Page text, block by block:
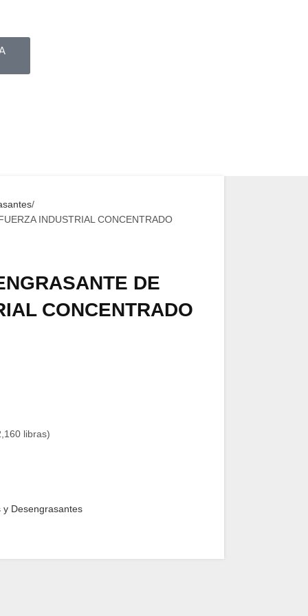
INDUSTRIAL CONCENTRADO
DE
CONCENTRADO
libras)
y Desengrasantes